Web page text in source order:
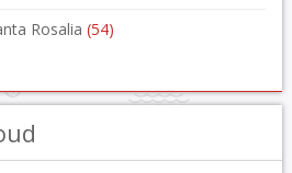
Rosalia (54)